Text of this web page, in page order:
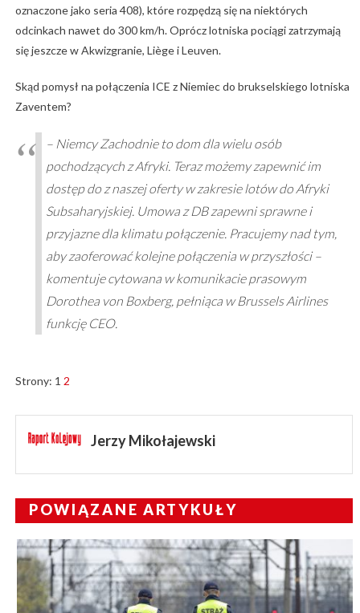
oznaczone jako seria 408), które rozpędzą się na niektórych
odcinkach nawet do 300 km/h. Oprócz lotniska pociągi zatrzymają
się jeszcze w Akwizgranie, Liège i Leuven.
Skąd pomysł na połączenia ICE z Niemiec do brukselskiego lotniska
Zaventem?
– Niemcy Zachodnie to dom dla wielu osób
pochodzących z Afryki. Teraz możemy zapewnić im
dostęp do z naszej oferty w zakresie lotów do Afryki
Subsaharyjskiej. Umowa z DB zapewni sprawne i
przyjazne dla klimatu połączenie. Pracujemy nad tym,
aby zaoferować kolejne połączenia w przyszłości –
komentuje cytowana w komunikacie prasowym
Dorothea von Boxberg, pełniąca w Brussels Airlines
funkcję CEO.
Strony: 1 2
Jerzy Mikołajewski
POWIĄZANE ARTYKUŁY